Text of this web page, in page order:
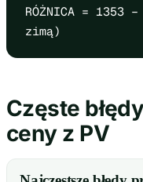
RÓŻNICA =
zimą)
Częste
ceny z PV